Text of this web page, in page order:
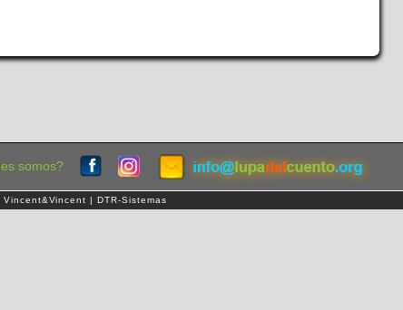
somos?
| DTR-Sistemas